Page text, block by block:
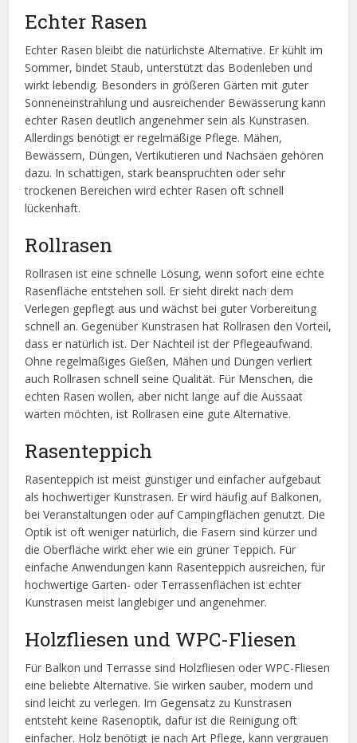
Echter Rasen
Echter Rasen bleibt die natürlichste Alternative. Er kühlt im
Sommer, bindet Staub, unterstützt das Bodenleben und
wirkt lebendig. Besonders in größeren Gärten mit guter
Sonneneinstrahlung und ausreichender Bewässerung kann
echter Rasen deutlich angenehmer sein als Kunstrasen.
Allerdings benötigt er regelmäßige Pflege. Mähen,
Bewässern, Düngen, Vertikutieren und Nachsäen gehören
dazu. In schattigen, stark beanspruchten oder sehr
trockenen Bereichen wird echter Rasen oft schnell
lückenhaft.
Rollrasen
Rollrasen ist eine schnelle Lösung, wenn sofort eine echte
Rasenfläche entstehen soll. Er sieht direkt nach dem
Verlegen gepflegt aus und wächst bei guter Vorbereitung
schnell an. Gegenüber Kunstrasen hat Rollrasen den Vorteil,
dass er natürlich ist. Der Nachteil ist der Pflegeaufwand.
Ohne regelmäßiges Gießen, Mähen und Düngen verliert
auch Rollrasen schnell seine Qualität. Für Menschen, die
echten Rasen wollen, aber nicht lange auf die Aussaat
warten möchten, ist Rollrasen eine gute Alternative.
Rasenteppich
Rasenteppich ist meist günstiger und einfacher aufgebaut
als hochwertiger Kunstrasen. Er wird häufig auf Balkonen,
bei Veranstaltungen oder auf Campingflächen genutzt. Die
Optik ist oft weniger natürlich, die Fasern sind kürzer und
die Oberfläche wirkt eher wie ein grüner Teppich. Für
einfache Anwendungen kann Rasenteppich ausreichen, für
hochwertige Garten- oder Terrassenflächen ist echter
Kunstrasen meist langlebiger und angenehmer.
Holzfliesen und WPC-Fliesen
Für Balkon und Terrasse sind Holzfliesen oder WPC-Fliesen
eine beliebte Alternative. Sie wirken sauber, modern und
sind leicht zu verlegen. Im Gegensatz zu Kunstrasen
entsteht keine Rasenoptik, dafür ist die Reinigung oft
einfacher. Holz benötigt je nach Art Pflege, kann vergrauen